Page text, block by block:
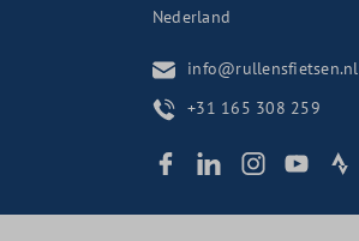
Nederland
info@rullensfietsen.nl
+31 165 308 259